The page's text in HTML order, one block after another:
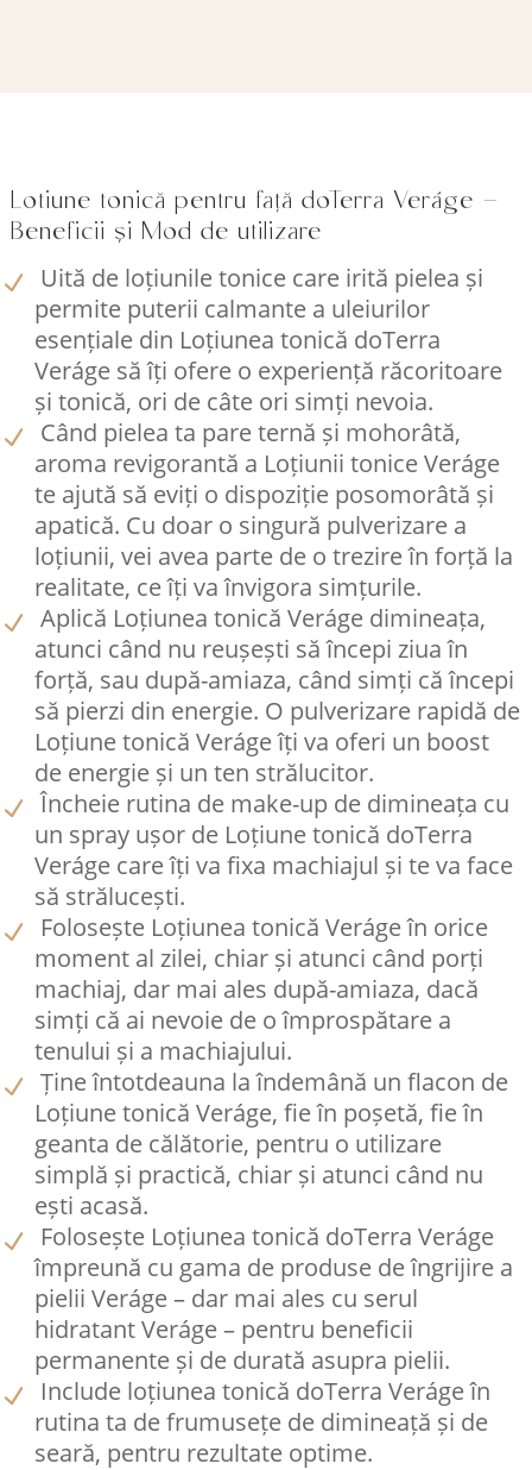
Lotiune tonică pentru față doTerra Veráge –
Beneficii și Mod de utilizare
Uită de loțiunile tonice care irită pielea și
permite puterii calmante a uleiurilor
esențiale din Loțiunea tonică doTerra
Veráge să îți ofere o experiență răcoritoare
și tonică, ori de câte ori simți nevoia.
Când pielea ta pare ternă și mohorâtă,
aroma revigorantă a Loțiunii tonice Veráge
te ajută să eviți o dispoziție posomorâtă și
apatică. Cu doar o singură pulverizare a
loțiunii, vei avea parte de o trezire în forță la
realitate, ce îți va învigora simțurile.
Aplică Loțiunea tonică Veráge dimineața,
atunci când nu reușești să începi ziua în
forță, sau după-amiaza, când simți că începi
să pierzi din energie. O pulverizare rapidă de
Loțiune tonică Veráge îți va oferi un boost
de energie și un ten strălucitor.
Încheie rutina de make-up de dimineața cu
un spray ușor de Loțiune tonică doTerra
Veráge care îți va fixa machiajul și te va face
să strălucești.
Folosește Loțiunea tonică Veráge în orice
moment al zilei, chiar și atunci când porți
machiaj, dar mai ales după-amiaza, dacă
simți că ai nevoie de o împrospătare a
tenului și a machiajului.
Ține întotdeauna la îndemână un flacon de
Loțiune tonică Veráge, fie în poșetă, fie în
geanta de călătorie, pentru o utilizare
simplă și practică, chiar și atunci când nu
ești acasă.
Folosește Loțiunea tonică doTerra Veráge
împreună cu gama de produse de îngrijire a
pielii Veráge – dar mai ales cu serul
hidratant Veráge – pentru beneficii
permanente și de durată asupra pielii.
Include loțiunea tonică doTerra Veráge în
rutina ta de frumusețe de dimineață și de
seară, pentru rezultate optime.